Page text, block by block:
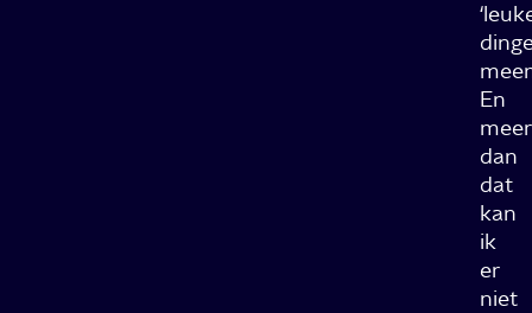
En
meer
dan
dat
kan
ik
er
niet